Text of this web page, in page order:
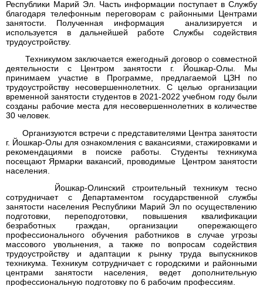
Республики Марий Эл. Часть информации поступает в Службу
благодаря телефонным переговорам с районными Центрами
занятости. Полученная информация анализируется и
используется в дальнейшей работе Службы содействия
трудоустройству.
Техникумом заключается ежегодный договор о совместной
деятельности с Центром занятости г. Йошкар-Олы. Мы
принимаем участие в Программе, предлагаемой ЦЗН по
трудоустройству несовершеннолетних. С целью организации
временной занятости студентов в 2021-2022 учебном году были
созданы рабочие места для несовершеннолетних в количестве
30 человек.
Организуются встречи с представителями Центра занятости
г. Йошкар-Олы для ознакомления с вакансиями, стажировками и
рекомендациями в поиске работы. Студенты техникума
посещают Ярмарки вакансий, проводимые Центром занятости
населения.
Йошкар-Олинский строительный техникум тесно
сотрудничает с Департаментом государственной службы
занятости населения Республики Марий Эл по осуществлению
подготовки, переподготовки, повышения квалификации
безработных граждан, организации опережающего
профессионального обучения работников в случае угрозы
массового увольнения, а также по вопросам содействия
трудоустройству и адаптации к рынку труда выпускников
техникума. Техникум сотрудничает с городскими и районными
центрами занятости населения, ведет дополнительную
профессиональную подготовку по 6 рабочим профессиям.